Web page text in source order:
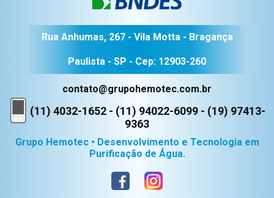
Rua Anhumas, 267 - Vila Motta - Bragança
Paulista - SP - Cep: 12903-260
contato@grupohemotec.com.br
(11) 4032-1652 - (11) 94022-6099 - (19) 97413-
9363
Grupo Hemotec • Desenvolvimento e Tecnologia em
Purificação de Água.